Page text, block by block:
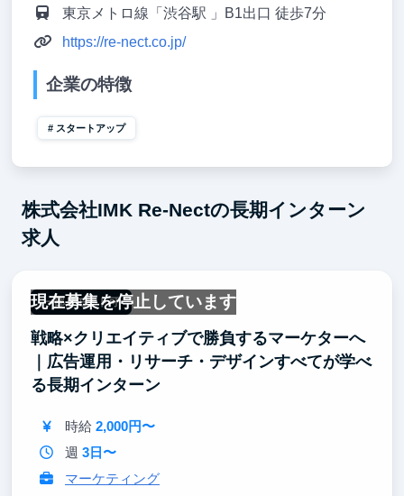
東京メトロ線「渋谷駅 」B1出口 徒歩7分
https://re-nect.co.jp/
企業の特徴
スタートアップ
株式会社IMK Re-Nectの長期インターン
求人
現在募集を停止しています
一部リモート可
戦略×クリエイティブで勝負するマーケターへ
｜広告運用・リサーチ・デザインすべてが学べ
る長期インターン
時給 2,000円〜
週 3日〜
マーケティング